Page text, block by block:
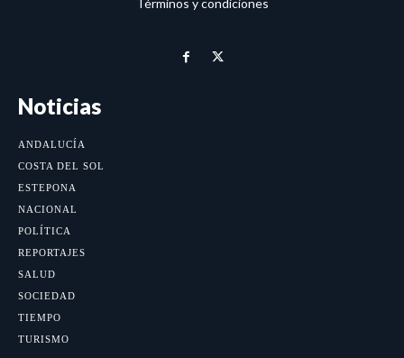
Términos y condiciones
Noticias
ANDALUCÍA
COSTA DEL SOL
ESTEPONA
NACIONAL
POLÍTICA
REPORTAJES
SALUD
SOCIEDAD
TIEMPO
TURISMO